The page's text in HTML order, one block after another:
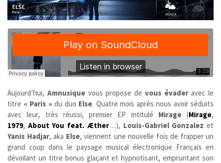
Aujourd’hui, Amnusiquevous propose de vous évaderavec le
titre « Paris » du duo Else. Quatre mois après nous avoir séduits
avec leur, très réussi, premier EP intitulé Mirage(Mirage,
1979, About You feat. Æther…), Louis-Gabriel Gonzalez et
Yanis Hadjar, aka Else, viennent une nouvelle fois de frapper un
grand coup dans le paysage musical électronique Français en
dévoilant un titre bonus glaçant et hypnotisant, empruntant son